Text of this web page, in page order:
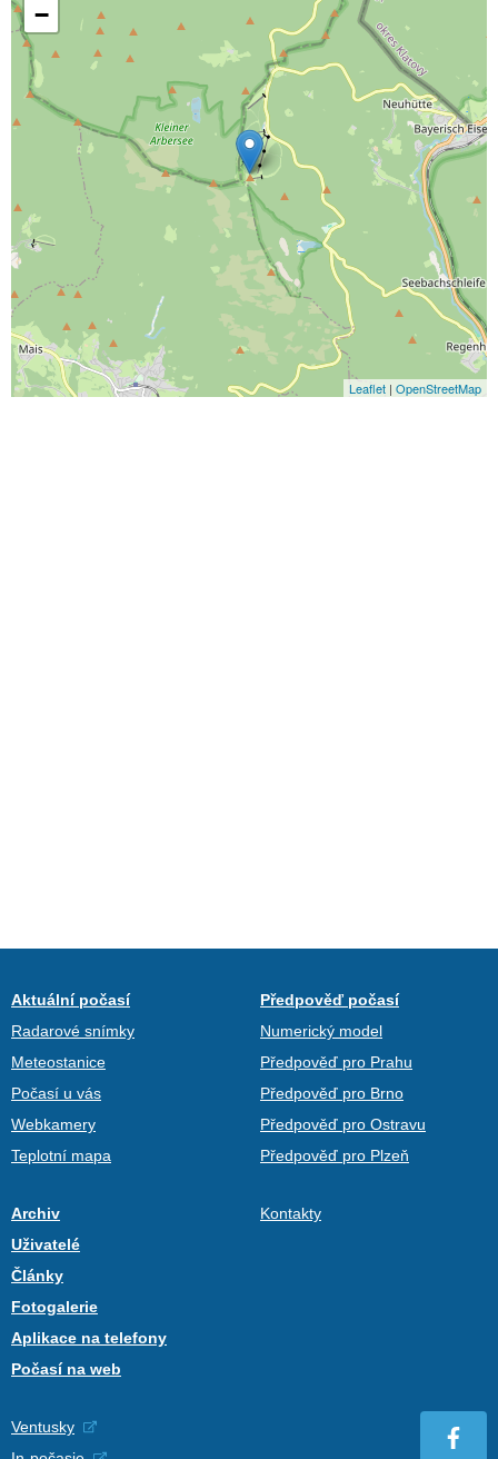
−
Leaflet | OpenStreetMap
Aktuální počasí
Radarové snímky
Meteostanice
Počasí u vás
Webkamery
Teplotní mapa
Předpověď počasí
Numerický model
Předpověď pro Prahu
Předpověď pro Brno
Předpověď pro Ostravu
Předpověď pro Plzeň
Archiv
Uživatelé
Články
Fotogalerie
Aplikace na telefony
Počasí na web
Kontakty
Ventusky